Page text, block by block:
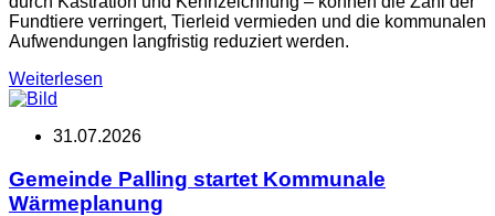
Fundtiere verringert, Tierleid vermieden und die kommunalen
Aufwendungen langfristig reduziert werden.
Weiterlesen
31.07.2026
Gemeinde Palling startet Kommunale
Wärmeplanung